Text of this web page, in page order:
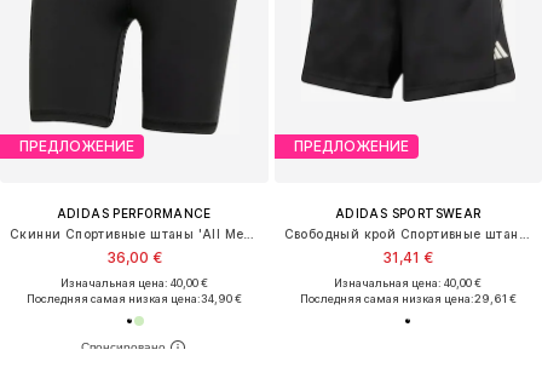
ПРЕДЛОЖЕНИЕ
ADIDAS PERFORMANCE
36,00 €
Изначальная цена: 40,00 €
Последняя самая низкая цена:34,90 €
ПРЕДЛОЖЕНИЕ
ADIDAS SPORTSWEAR
31,41 €
Изначальная цена: 40,00 €
Последняя самая низкая цена:29,61 €